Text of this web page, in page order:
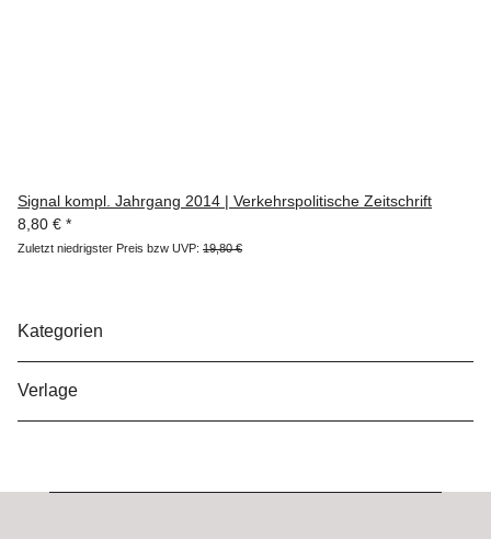
Signal kompl. Jahrgang 2014 | Verkehrspolitische Zeitschrift
8,80 € *
Zuletzt niedrigster Preis bzw UVP: 19,80 €
Kategorien
Verlage